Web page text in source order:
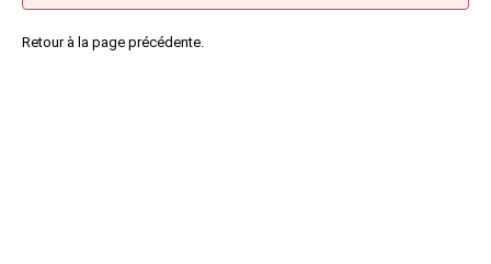
Retour à la page précédente.